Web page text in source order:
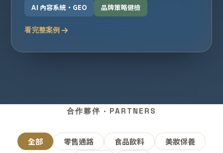
AI 內容系統・GEO 品牌策略健檢
看完整案例
合作夥伴 · PARTNERS
全部 零售通路 食品飲料
美妝保養